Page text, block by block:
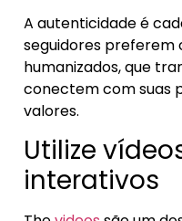
A autenticidade é
seguidores preferem
humanizados, que
conectem com suas
valores.
Utilize
interativos